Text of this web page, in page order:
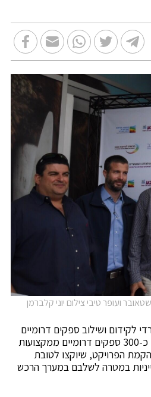
ועופר טיבי צילום יוני קלברמן
לקידום ושילוב ספקים דרומיים
בפרויקט הקמת קריית התקשוב הדיגיטלית שנערך בבאר שבע. בכנס השתתפו כ-300 ספקים דרומיים ממקצועות
להתמודד על 500 מלש״ח לפחות, 10% מעלות הקמת הפרויקט, שיוקצו לטובת
במטרה לשלבם במערך הרכש